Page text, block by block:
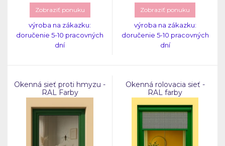
Zobraziť ponuku
výroba na zákazku:
doručenie 5-10 pracovných
dní
Zobraziť ponuku
výroba na zákazku:
doručenie 5-10 pracovných
dní
Okenná sieť proti hmyzu -
RAL Farby
Okenná rolovacia sieť -
RAL farby